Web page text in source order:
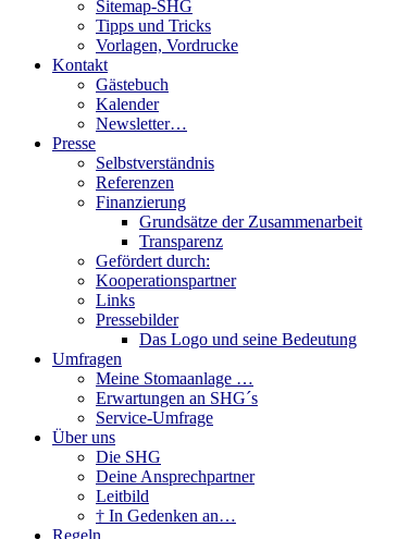
Sitemap-SHG
Tipps und Tricks
Vorlagen, Vordrucke
Kontakt
Gästebuch
Kalender
Newsletter…
Presse
Selbstverständnis
Referenzen
Finanzierung
Grundsätze der Zusammenarbeit
Transparenz
Gefördert durch:
Kooperationspartner
Links
Pressebilder
Das Logo und seine Bedeutung
Umfragen
Meine Stomaanlage …
Erwartungen an SHG´s
Service-Umfrage
Über uns
Die SHG
Deine Ansprechpartner
Leitbild
† In Gedenken an…
Regeln